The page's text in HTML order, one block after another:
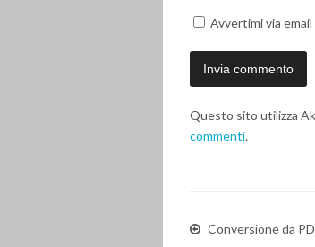
Avvertimi via
Questo sito utilizza
commenti.
Conversione da